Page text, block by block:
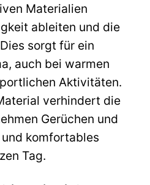
Materialien
ableiten und die
sorgt für ein
auch bei warmen
Aktivitäten.
verhindert die
Gerüchen und
komfortables
Tag.